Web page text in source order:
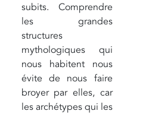
subits. Comprendre
les grandes
structures
mythologiques qui
nous habitent nous
évite de nous faire
broyer par elles, car
les archétypes qui les